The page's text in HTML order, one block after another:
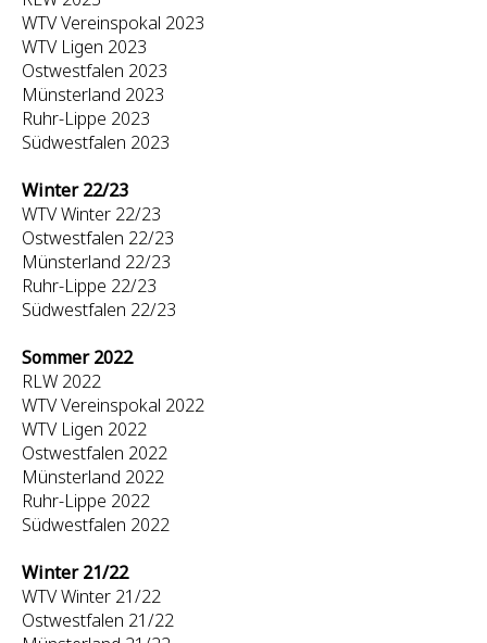
WTV Vereinspokal 2023
WTV Ligen 2023
Ostwestfalen 2023
Münsterland 2023
Ruhr-Lippe 2023
Südwestfalen 2023
Winter 22/23
WTV Winter 22/23
Ostwestfalen 22/23
Münsterland 22/23
Ruhr-Lippe 22/23
Südwestfalen 22/23
Sommer 2022
RLW 2022
WTV Vereinspokal 2022
WTV Ligen 2022
Ostwestfalen 2022
Münsterland 2022
Ruhr-Lippe 2022
Südwestfalen 2022
Winter 21/22
WTV Winter 21/22
Ostwestfalen 21/22